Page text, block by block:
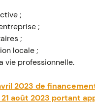
;
;
;
locale ;
vie professionnelle.
2023 de
août 2023 portant